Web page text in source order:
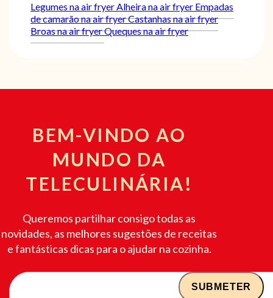
Legumes na air fryerAlheira na air fryer Empadas
de camarão na air fryerCastanhas na air fryer
Broas na air fryerQueques na air fryer
BEM-VINDO AO
MUNDO DA
TELECULINÁRIA!
Queremos partilhar consigo todas as
novidades, as melhores sugestões de receitas
e fantásticas dicas para o ajudar na cozinha.